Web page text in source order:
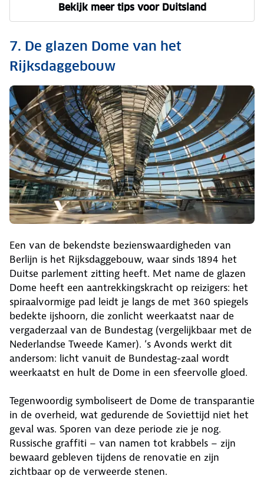
Bekijk meer tips voor Duitsland
7. De glazen Dome van het
Rijksdaggebouw
Een van de bekendste bezienswaardigheden van
Berlijn is het Rijksdaggebouw, waar sinds 1894 het
Duitse parlement zitting heeft. Met name de glazen
Dome heeft een aantrekkingskracht op reizigers: het
spiraalvormige pad leidt je langs de met 360 spiegels
bedekte ijshoorn, die zonlicht weerkaatst naar de
vergaderzaal van de Bundestag (vergelijkbaar met de
Nederlandse Tweede Kamer). ‘s Avonds werkt dit
andersom: licht vanuit de Bundestag-zaal wordt
weerkaatst en hult de Dome in een sfeervolle gloed.
Tegenwoordig symboliseert de Dome de transparantie
in de overheid, wat gedurende de Soviettijd niet het
geval was. Sporen van deze periode zie je nog.
Russische graffiti – van namen tot krabbels – zijn
bewaard gebleven tijdens de renovatie en zijn
zichtbaar op de verweerde stenen.